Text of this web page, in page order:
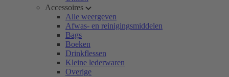
Accessoires
Alle weergeven
Afwas- en reinigingsmiddelen
Bags
Boeken
Drinkflessen
Kleine lederwaren
Overige